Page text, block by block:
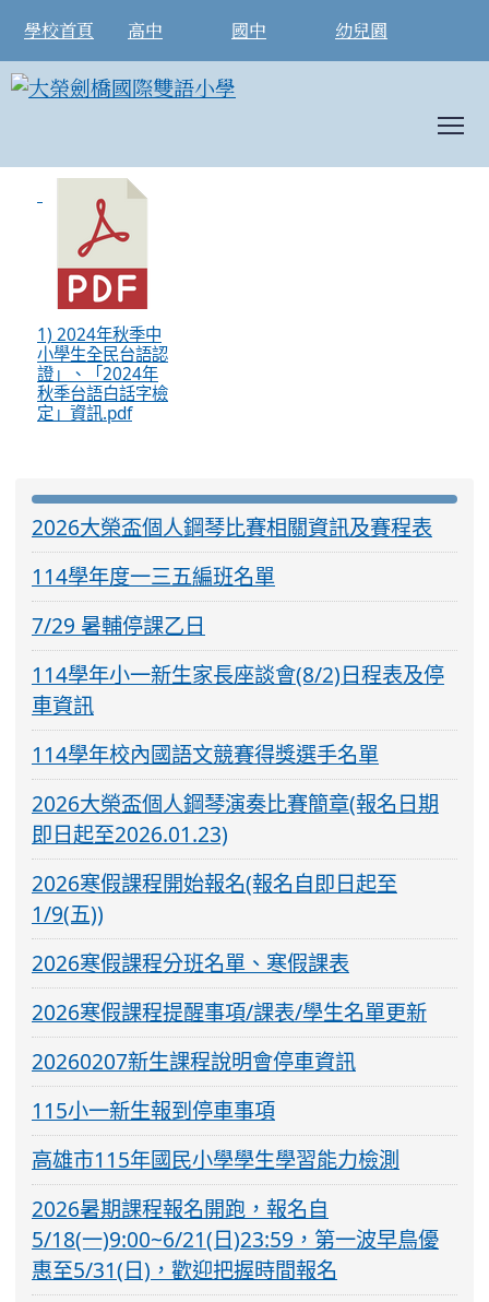
學校首頁 高中 國中 幼兒園
2024年秋季中小學生全民台語認證」
1) 2024年秋季中
小學生全民台語認
證」、「2024年
秋季台語白話字檢
定」資訊.pdf
2026大榮盃個人鋼琴比賽相關資訊及賽程表
114學年度一三五編班名單
7/29 暑輔停課乙日
114學年小一新生家長座談會(8/2)日程表及停
車資訊
114學年校內國語文競賽得獎選手名單
2026大榮盃個人鋼琴演奏比賽簡章(報名日期
即日起至2026.01.23)
2026寒假課程開始報名(報名自即日起至
1/9(五))
2026寒假課程分班名單、寒假課表
2026寒假課程提醒事項/課表/學生名單更新
20260207新生課程說明會停車資訊
115小一新生報到停車事項
高雄市115年國民小學學生學習能力檢測
2026暑期課程報名開跑，報名自
5/18(一)9:00~6/21(日)23:59，第一波早鳥優
惠至5/31(日)，歡迎把握時間報名